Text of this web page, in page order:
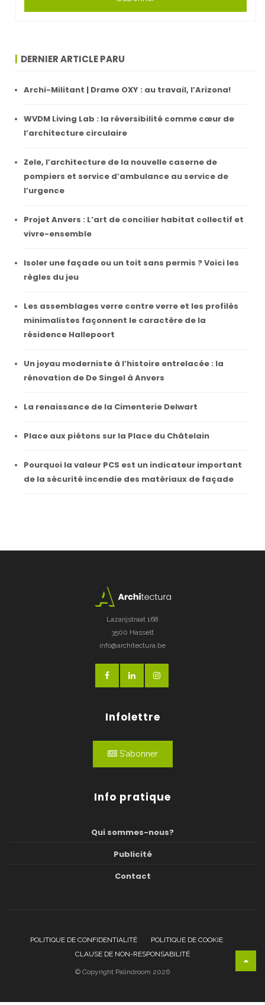
DERNIER ARTICLE PARU
Archi-Militant | Drame OXY : au travail, l’Arizona!
WVDM Living Lab : la réversibilité comme cœur de
l’architecture circulaire
Zele, l’architecture de la nouvelle caserne de
pompiers et service d’ambulance au service de
l’urgence
Projet Anvers : L’art de concilier habitat collectif et
vivre-ensemble
Isoler une façade ou un toit sans permis ? Voici les
règles du jeu
Les assemblages verre contre verre et les profilés
minimalistes façonnent le caractère de la
résidence Hallepoort
Un joyau moderniste à l’histoire entrelacée : la
rénovation de De Singel à Anvers
La renaissance de la Cimenterie Delwart
Place aux piétons sur la Place du Châtelain
Pourquoi la valeur PCS est un indicateur important
de la sécurité incendie des matériaux de façade
Lazarijstraat 168
3500 Hasselt
info@architectura.be
Infolettre
S'abonner
Info pratique
Qui sommes-nous?
Publicité
Contact
POLITIQUE DE CONFIDENTIALITÉ
POLITIQUE DE COOKIE
CLAUSE DE NON-RESPONSABILITÉ
© Copyright Palindroom 2026